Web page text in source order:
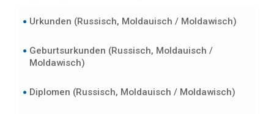
Urkunden (Russisch, Moldauisch / Moldawisch)
Geburtsurkunden (Russisch, Moldauisch /
Moldawisch)
Diplomen (Russisch, Moldauisch / Moldawisch)